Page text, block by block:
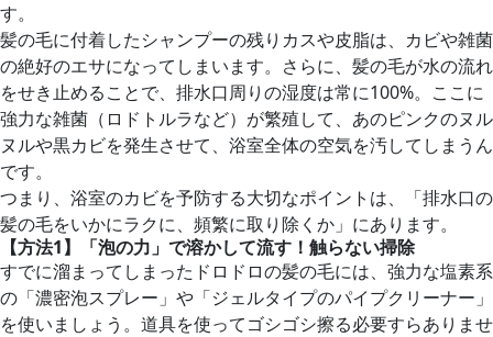
す。
髪の毛に付着したシャンプーの残りカスや皮脂は、カビや雑菌
の絶好のエサになってしまいます。さらに、髪の毛が水の流れ
をせき止めることで、排水口周りの湿度は常に100%。ここに
強力な雑菌（ロドトルラなど）が繁殖して、あのピンクのヌル
ヌルや黒カビを発生させて、浴室全体の空気を汚してしまうん
です。
つまり、浴室のカビを予防する大切なポイントは、「排水口の
髪の毛をいかにラクに、頻繁に取り除くか」にあります。
【方法1】「泡の力」で溶かして流す！触らない掃除
すでに溜まってしまったドロドロの髪の毛には、強力な塩素系
の「濃密泡スプレー」や「ジェルタイプのパイプクリーナー」
を使いましょう。道具を使ってゴシゴシ擦る必要すらありませ